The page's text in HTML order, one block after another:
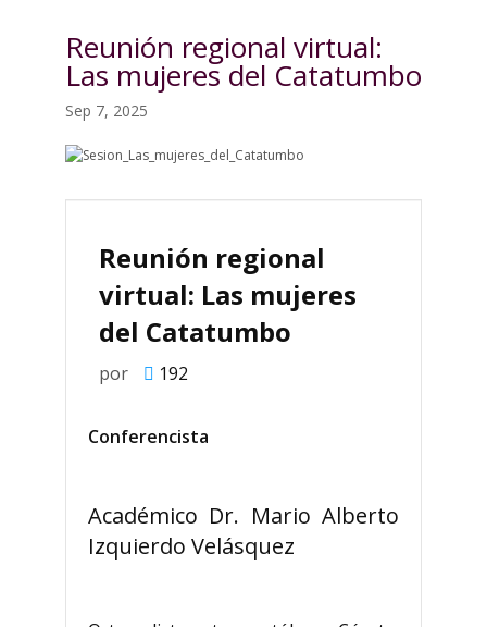
Reunión regional virtual:
Las mujeres del Catatumbo
Sep 7, 2025
Reunión regional
virtual: Las mujeres
del Catatumbo
por 192
Conferencista
Académico Dr. Mario Alberto
Izquierdo Velásquez